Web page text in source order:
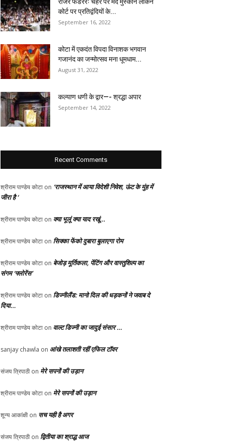
रोजर फेडररः चेहरे पर मंद मुस्कान लेकिन
कोर्ट पर प्रतिद्वंदियों के...
September 16, 2022
कोटा में एकदंत विपदा विनाशक भगवान
गजानंद का जन्मोत्सव मना धूमधाम...
August 31, 2022
कल्याण धणी के द्वार—- श्रद्धा अपार
September 14, 2022
Recent Comments
श्रीराम पाण्डेय कोटा on ‘राजस्थान में आया विदेशी निवेश, ऊंट के मुंह में
जीरा है ‘
श्रीराम पाण्डेय कोटा on क्या भूलूं क्या याद रखूं…
श्रीराम पाण्डेय कोटा on सिक्का फेंको दुबारा बुलाएगा रोम
श्रीराम पाण्डेय कोटा on बेजोड़ मूर्तिकला, पेंटिंग और वास्तुशिल्प का
संगम ‘फ्लोरेंस’
श्रीराम पाण्डेय कोटा on डिज्नीलैंड: मानो दिल की धड़कनों ने जवाब दे
दिया…
श्रीराम पाण्डेय कोटा on वाल्ट डिज्नी का जादुई संसार …
sanjay chawla on आंखे तलाशती रहीं एफिल टॉवर
संजय त्रिपाठी on मेरे सपनों की उड़ान
श्रीराम पाण्डेय कोटा on मेरे सपनों की उड़ान
शून्य आकांक्षी on सच यही है अगर
संजय त्रिपाठी on द्वितीया का श्राद्ध आज